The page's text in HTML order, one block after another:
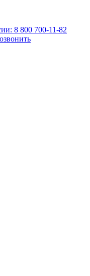
8 800 700-11-82